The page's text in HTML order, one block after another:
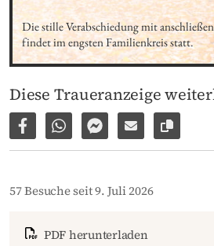
Die stille Verabschiedung mit
findet im engsten Familienkreis statt.
Diese Traueranzeige
Auf Facebook teilen
Per WhatsApp weiterleiten
Per Facebook
Per E-Mail
Link
57 Besuche seit 9. Juli 2026
PDF herunterladen